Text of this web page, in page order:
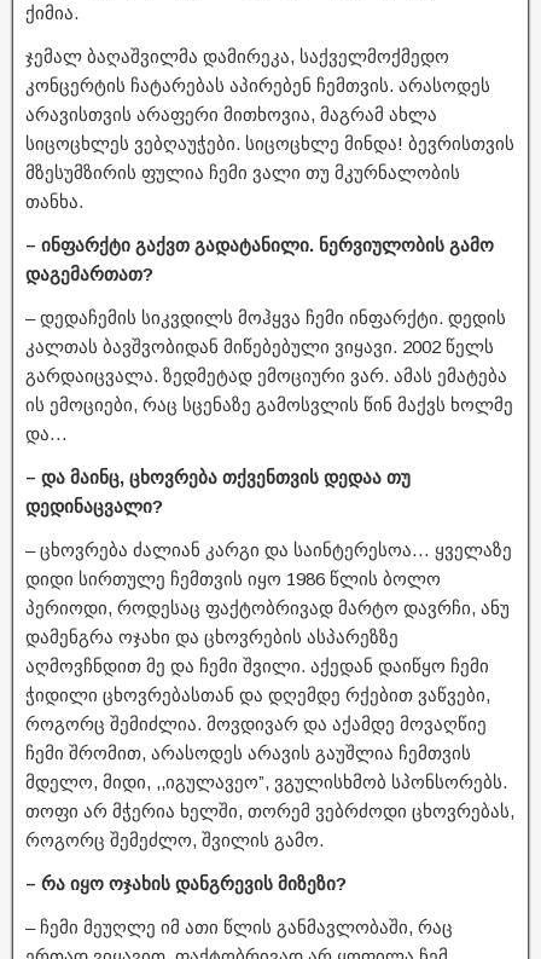
ქიმია.
ჯემალ ბაღაშვილმა დამირეკა, საქველმოქმედო
კონცერტის ჩატარებას აპირებენ ჩემთვის. არასოდეს
არავისთვის არაფერი მითხოვია, მაგრამ ახლა
სიცოცხლეს ვებღაუჭები. სიცოცხლე მინდა! ბევრისთვის
მზესუმზირის ფულია ჩემი ვალი თუ მკურნალობის
თანხა.
– ინფარქტი გაქვთ გადატანილი. ნერვიულობის გამო
დაგემართათ?
– დედაჩემის სიკვდილს მოჰყვა ჩემი ინფარქტი. დედის
კალთას ბავშვობიდან მიწებებული ვიყავი. 2002 წელს
გარდაიცვალა. ზედმეტად ემოციური ვარ. ამას ემატება
ის ემოციები, რაც სცენაზე გამოსვლის წინ მაქვს ხოლმე
და…
– და მაინც, ცხოვრება თქვენთვის დედაა თუ
დედინაცვალი?
– ცხოვრება ძალიან კარგი და საინტერესოა… ყველაზე
დიდი სირთულე ჩემთვის იყო 1986 წლის ბოლო
პერიოდი, როდესაც ფაქტობრივად მარტო დავრჩი, ანუ
დამენგრა ოჯახი და ცხოვრების ასპარეზზე
აღმოვჩნდით მე და ჩემი შვილი. აქედან დაიწყო ჩემი
ჭიდილი ცხოვრებასთან და დღემდე რქებით ვაწვები,
როგორც შემიძლია. მოვდივარ და აქამდე მოვაღწიე
ჩემი შრომით, არასოდეს არავის გაუშლია ჩემთვის
მდელო, მიდი, ,,იგულავეო”, ვგულისხმობ სპონსორებს.
თოფი არ მჭერია ხელში, თორემ ვებრძოდი ცხოვრებას,
როგორც შემეძლო, შვილის გამო.
– რა იყო ოჯახის დანგრევის მიზეზი?
– ჩემი მეუღლე იმ ათი წლის განმავლობაში, რაც